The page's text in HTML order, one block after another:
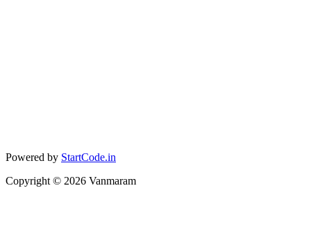
Powered by StartCode.in
Copyright © 2026 Vanmaram